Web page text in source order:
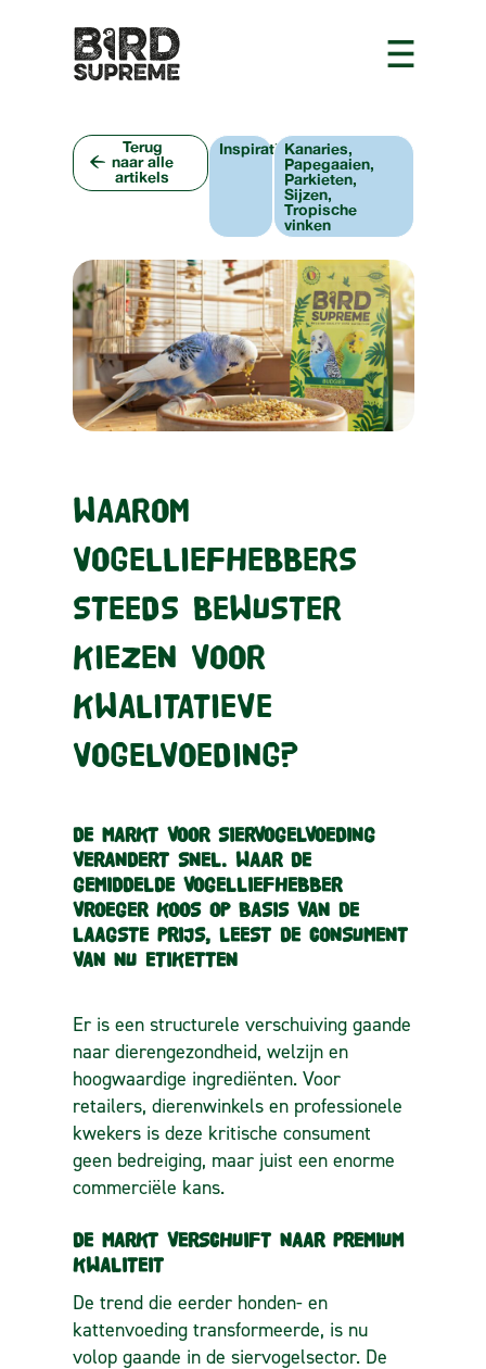
Terug
naar alle
artikels
InspiratieKanaries,
Papegaaien,
Parkieten,
Sijzen,
Tropische
vinken
WAAROM
VOGELLIEFHEBBERS
STEEDS BEWUSTER
KIEZEN VOOR
KWALITATIEVE
VOGELVOEDING?
DE MARKT VOOR SIERVOGELVOEDING
VERANDERT SNEL. WAAR DE
GEMIDDELDE VOGELLIEFHEBBER
VROEGER KOOS OP BASIS VAN DE
LAAGSTE PRIJS, LEEST DE CONSUMENT
VAN NU ETIKETTEN
Er is een structurele verschuiving gaande
naar dierengezondheid, welzijn en
hoogwaardige ingrediënten. Voor
retailers, dierenwinkels en professionele
kwekers is deze kritische consument
geen bedreiging, maar juist een enorme
commerciële kans.
DE MARKT VERSCHUIFT NAAR PREMIUM
KWALITEIT
De trend die eerder honden- en
kattenvoeding transformeerde, is nu
volop gaande in de siervogelsector. De